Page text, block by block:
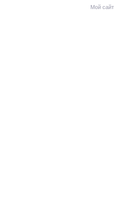
Мой сайт